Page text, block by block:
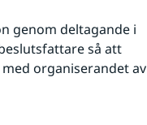
genom deltagande i
så att
organiserandet av